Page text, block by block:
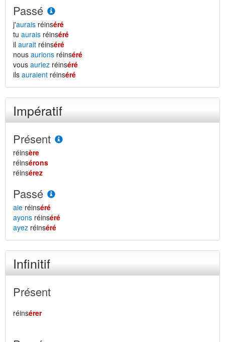
Passé
j'aurais réinséré
tu aurais réinséré
il aurait réinséré
nous aurions réinséré
vous auriez réinséré
ils auraient réinséré
Impératif
Présent
réinsère
réinsérons
réinsérez
Passé
aie réinséré
ayons réinséré
ayez réinséré
Infinitif
Présent
réinsérer